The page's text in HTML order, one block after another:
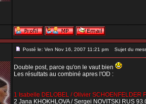
Posté le: Ven Nov 16, 2007 11:21 pm Sujet du
Double post, parce qu'on le vaut bien
Les résultats au combiné apres l'OD :
1 Isabelle DELOBEL / Olivier SCHOENFELDER
2 Jana KHOKHLOVA / Sergei NOVITSKI RUS